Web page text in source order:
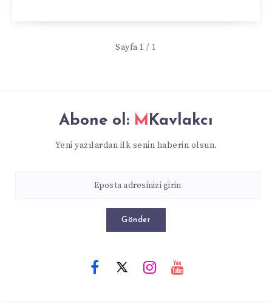
İNCELEME
Sayfa 1 / 1
Abone ol: MKavlakcı
Yeni yazılardan ilk senin haberin olsun.
Gönder